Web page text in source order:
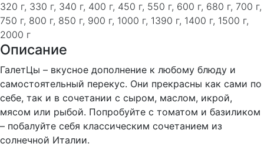
320 г, 330 г, 340 г, 400 г, 450 г, 550 г, 600 г, 680 г, 700 г,
750 г, 800 г, 850 г, 900 г, 1000 г, 1390 г, 1400 г, 1500 г,
2000 г
Описание
ГалетЦы – вкусное дополнение к любому блюду и
самостоятельный перекус. Они прекрасны как сами по
себе, так и в сочетании с сыром, маслом, икрой,
мясом или рыбой. Попробуйте с томатом и базиликом
– побалуйте себя классическим сочетанием из
солнечной Италии.